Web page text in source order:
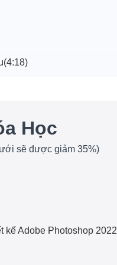
(4:18)
Học
sẽ được giảm 35%)
Adobe Photoshop 2022